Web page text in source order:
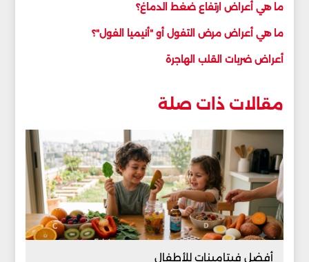
ما هي أعراض ارتفاع ضغط الدماغ؟
ما هي أعراض مرض التفول أو "أنيميا الفول"؟
أعراض ضربات القلب الهاجرة
مقالات ذات صلة
أفضل فيتامينات للأطفال